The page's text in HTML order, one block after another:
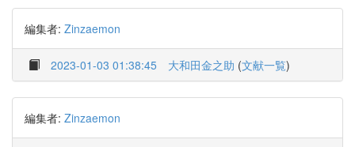
編集者: Zinzaemon
2023-01-03 01:38:45 大和田金之助 (文献一覧)
編集者: Zinzaemon